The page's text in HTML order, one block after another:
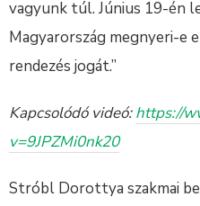
vagyunk túl. Június 19-én
Magyarország megnyeri-e
rendezés jogát.”
Kapcsolódó videó:https://
v=9JPZMi0nk20
Stróbl Dorottya szakmai